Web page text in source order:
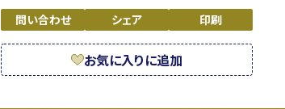
問い合わせ シェア 印刷
お気に入りに追加